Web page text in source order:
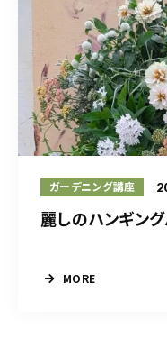
ガーデニング講座
麗しのハンギン
MORE